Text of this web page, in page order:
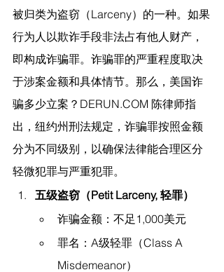
被归类为盗窃（Larceny）的一种。如果
行为人以欺诈手段非法占有他人财产，
即构成诈骗罪。诈骗罪的严重程度取决
于涉案金额和具体情节。那么，美国诈
骗多少立案？ DERUN.COM 陈律师指
出， 纽约州刑法规定，诈骗罪按照金额
分为不同级别，以确保法律能合理区分
轻微犯罪与严重犯罪。
五级盗窃（Petit Larceny, 轻罪）
诈骗金额：不足1,000美元
罪名：A级轻罪（Class A
Misdemeanor）